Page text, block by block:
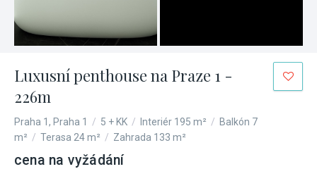
Luxusní penthouse na Praze 1 -
226m
Praha 1, Praha 1 / 5 + KK / Interiér 195 m² / Balkón 7
m² / Terasa 24 m² / Zahrada 133 m²
cena na vyžádání